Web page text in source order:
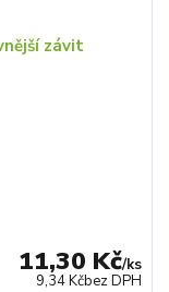
11,30 Kč/ks
9,34 Kčbez DPH